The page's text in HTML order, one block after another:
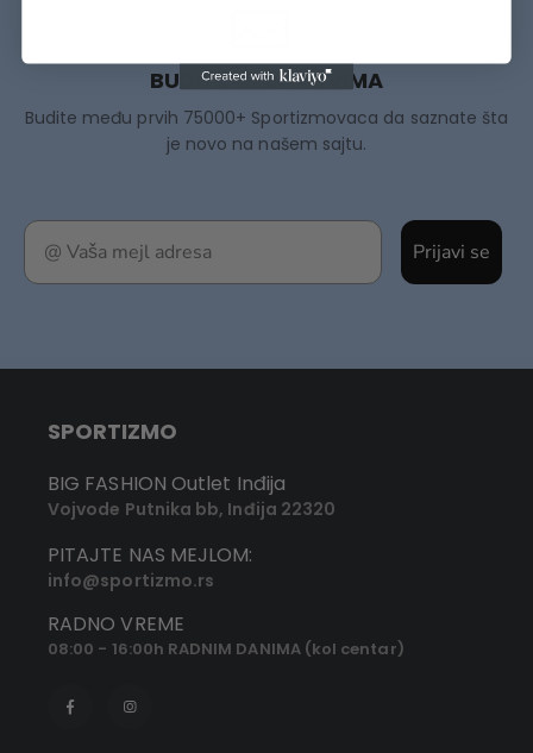
Prijavi se
BUDITE MEĐU PRVIMA
Budite među prvih 75000+ Sportizmovaca da saznate šta
je novo na našem sajtu.
SPORTIZMO
BIG FASHION Outlet Inđija
Vojvode Putnika bb, Inđija 22320
PITAJTE NAS MEJLOM:
info@sportizmo.rs
RADNO VREME
08:00 - 16:00h RADNIM DANIMA (kol centar)